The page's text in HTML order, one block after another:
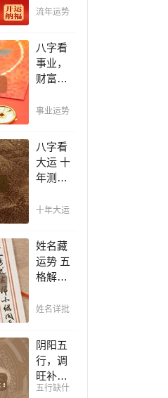
把握先
吉避
凶，不
走弯
路，点
查看！
流年运势
八字看
事业，
财富伴
哪日出
最有财
官之
命，十
之八九
或富
读您的
事业天
赋，扭
不利困
事业运势
八字看
大运 十
年测吉
年一运
凶，未
来命运
全知
晓。
十年大运
姓名藏
运势 五
格解一
名判断
吉凶，
你的名
字真的
适合你
姓名详批
阴阳五
行，调
旺补
缺，助
五行缺什